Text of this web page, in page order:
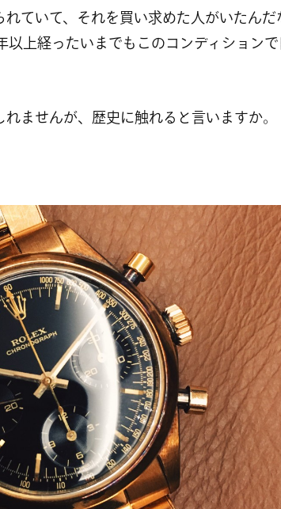
ていて、それを買い求めた人がいたんだ
以上経ったいまでもこのコンディション
ませんが、歴史に触れると言いますか。